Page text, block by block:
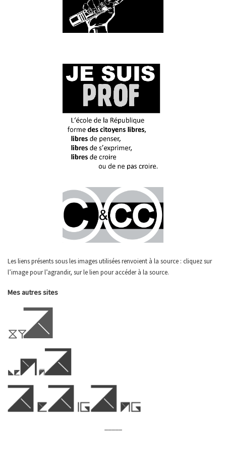
Les liens présents sous les images utilisées renvoient à la source : cliquez sur
l’image pour l’agrandir, sur le lien pour accéder à la source.
Mes autres sites